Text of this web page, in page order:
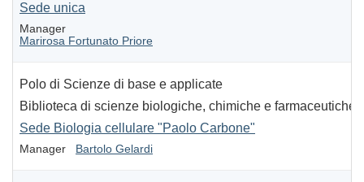
Sede unica
Manager
Marirosa Fortunato Priore
Polo di Scienze di base e applicate
Biblioteca di scienze biologiche, chimiche e farmaceutiche
Sede Biologia cellulare "Paolo Carbone"
Manager Bartolo Gelardi